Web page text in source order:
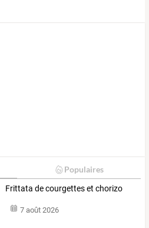
Populaires
Frittata de courgettes et chorizo
7 août 2026